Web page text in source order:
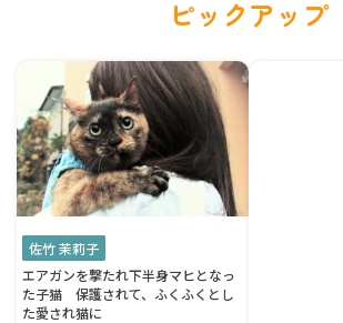
ピックアップ
佐竹 茉莉子
エアガンを撃たれ下半身マヒとなっ
た子猫 保護されて、ふくふくとし
た愛され猫に